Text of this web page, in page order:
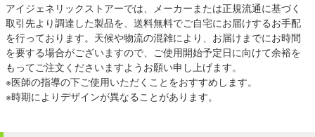
アイジェネリックストアーでは、メーカーまたは正規流通に基づく
取引先より調達した製品を、送料無料でご自宅にお届けするお手配
を行っております。天候や物流の混雑により、お届けまでにお時間
を要する場合がございますので、ご使用開始予定日に向けて余裕を
もってご注文くださいますようお願い申し上げます。
※医師の指導の下ご使用いただくことをおすすめします。
※時期によりデザインが異なることがあります。